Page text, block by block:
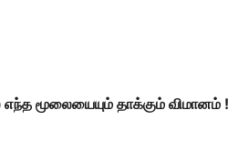
மூலையையும் தாக்கும் விமானம் !